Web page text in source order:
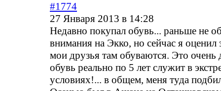
#1774
27 Января 2013 в 14:28
Недавно покупал обувь... раньше не
внимания на Экко, но сейчас я оценил
мои друзья там обуваются. Это очень
обувь реально по 5 лет служит в
условиях!... в общем, меня туда